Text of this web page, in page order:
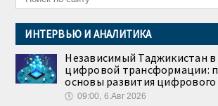
ИНТЕРВЬЮ И АНАЛИТИКА
Независимый Таджикистан в
цифровой трансформации:
основы развития цифрового
🕔 09:00, 6.Авг 2026